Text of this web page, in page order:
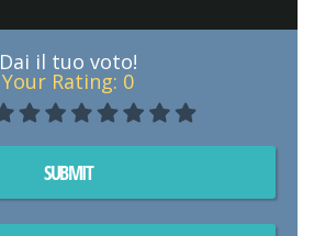
Dai il tuo voto!
Your Rating: 0
SUBMIT